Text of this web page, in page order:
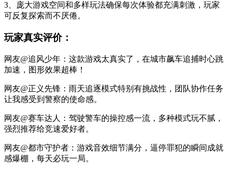
3、庞大游戏空间和多样玩法确保每次体验都充满刺激，玩家
可反复探索而不厌倦。
玩家真实评价：
网友@追风少年：这款游戏太真实了，在城市飙车追捕时心跳
加速，图形效果超棒！
网友@正义先锋：雨天追逐模式特别有挑战性，团队协作任务
让我感受到警察的使命感。
网友@赛车达人：驾驶警车的操控感一流，多种模式玩不腻，
强烈推荐给竞速爱好者。
网友@都市守护者：游戏音效细节满分，逼停罪犯的瞬间成就
感爆棚，每天必玩一局。